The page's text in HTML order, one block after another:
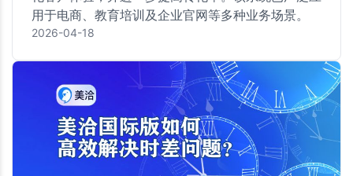
用于电商、教育培训及企业官网等多种业务场景。
2026-04-18